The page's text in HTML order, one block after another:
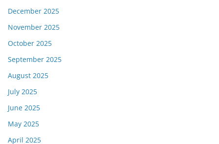
December 2025
November 2025
October 2025
September 2025
August 2025
July 2025
June 2025
May 2025
April 2025